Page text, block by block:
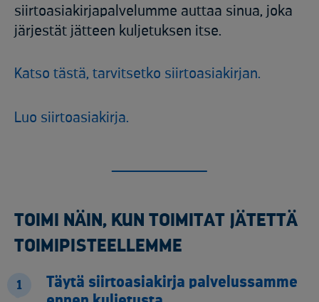
siirtoasiakirjapalvelumme auttaa sinua, joka
järjestät jätteen kuljetuksen itse.
Katso tästä, tarvitsetko siirtoasiakirjan.
Luo siirtoasiakirja.
TOIMI NÄIN, KUN TOIMITAT JÄTETTÄ
TOIMIPISTEELLEMME
1
Täytä siirtoasiakirja palvelussamme